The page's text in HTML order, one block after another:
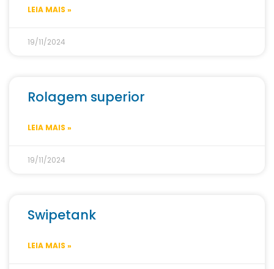
LEIA MAIS »
19/11/2024
Rolagem superior
LEIA MAIS »
19/11/2024
Swipetank
LEIA MAIS »